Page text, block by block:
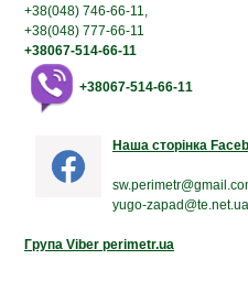
+38(048) 746-66-11,
+38(048) 777-66-11
+38067-514-66-11
+38067-514-66-11
Наша сторінка
yugo-zapad@te.net.ua
Група Viber perimetr.ua